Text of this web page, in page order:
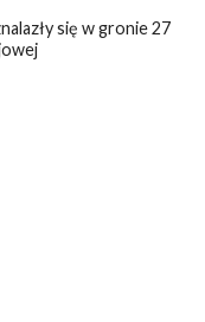
się w gronie 27
Policji w